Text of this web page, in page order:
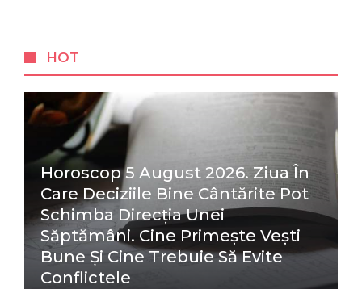
HOT
Horoscop 5 August 2026. Ziua În
Care Deciziile Bine Cântărite Pot
Schimba Direcția Unei
Săptămâni. Cine Primește Vești
Bune Și Cine Trebuie Să Evite
Conflictele